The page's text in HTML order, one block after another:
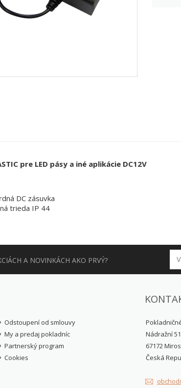
pre LED pásy a iné aplikácie DC12V
DC zásuvka
trieda IP 44
A NOVINKÁCH AKO PRVÝ?
Nádražní
67172
Česká
Odstoupení od smlouvy
My a predaj pokladníc
Partnerský program
Cookies